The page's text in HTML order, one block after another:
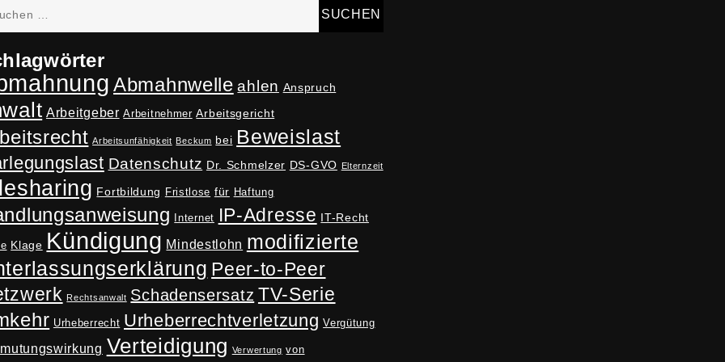
Abmahnwelle ahlen Anspruch
Arbeitgeber Arbeitnehmer Arbeitsgericht
Arbeitsunfähigkeit Beckum bei Beweislast
Datenschutz Dr. Schmelzer DS-GVO Elternzeit
Fortbildung Fristlose für Haftung
Internet IP-Adresse IT-Recht
Klage Kündigung Mindestlohn modifizierte
Peer-to-Peer
Rechtsanwalt Schadensersatz TV-Serie
Urheberrecht Urheberrechtverletzung Vergütung
Verteidigung Verwertung von